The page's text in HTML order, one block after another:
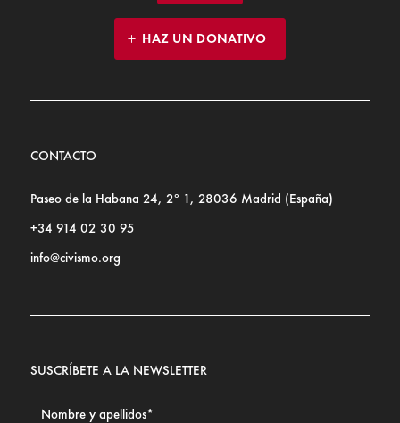
HAZ UN DONATIVO
CONTACTO
Paseo de la Habana 24, 2º 1, 28036 Madrid (España)
+34 914 02 30 95
info@civismo.org
SUSCRÍBETE A LA NEWSLETTER